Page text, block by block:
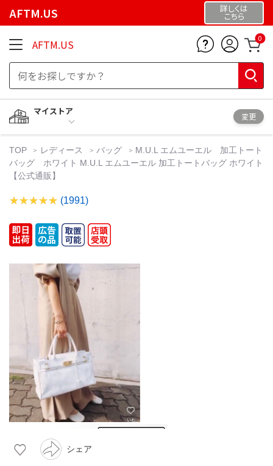
AFTM.US 詳しくは
こちら
AFTM.US 0
マイストア
変更
TOP レディース バッグ
M.U.L エムユーエル 加工トート
バッグ ホワイト M.U.L エムユーエル 加工トートバッグ ホワイト
【公式通販】
(1991)
シェア